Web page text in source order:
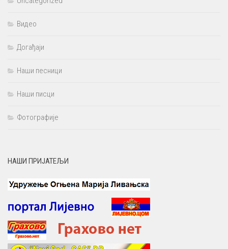
Видео
Догађаји
Наши песници
Наши писци
Фотографије
НАШИ ПРИЈАТЕЉИ